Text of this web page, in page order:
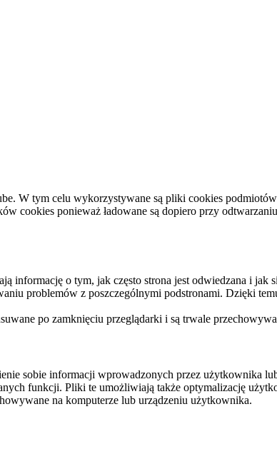
W tym celu wykorzystywane są pliki cookies
cookies ponieważ ładowane są dopiero przy
informację o tym, jak często strona jest odwiedzana i
problemów z poszczególnymi podstronami. Dzięki
po zamknięciu przeglądarki i są trwale
sobie informacji wprowadzonych przez użytkownika
funkcji. Pliki te umożliwiają także optymalizację
na komputerze lub urządzeniu użytkownika.